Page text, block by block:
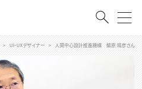
UI・UXデザイナー 人間中心設計推進機構 鱗原 晴彦さん